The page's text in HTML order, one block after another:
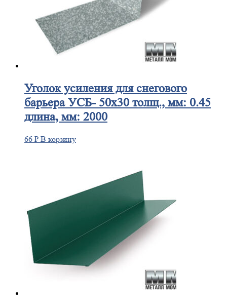
Уголокусиления для снегового
барьера УСБ- 50х30 толщ., мм: 0.45
длина, мм: 2000
66 ₽ В корзину